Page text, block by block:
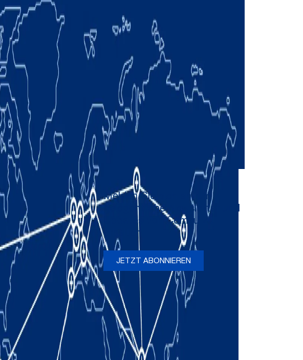
Melden Sie sich an, um
gelegentliche Newsletter und
Updates von Comau zu
erhalten
JETZT ABONNIEREN